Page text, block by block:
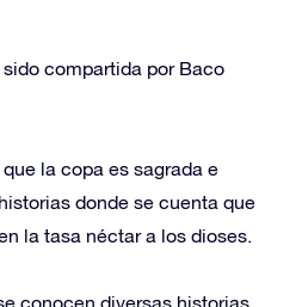
compartida por Baco
la copa es sagrada e
donde se cuenta que
la tasa néctar a los dioses.
conocen diversas historias